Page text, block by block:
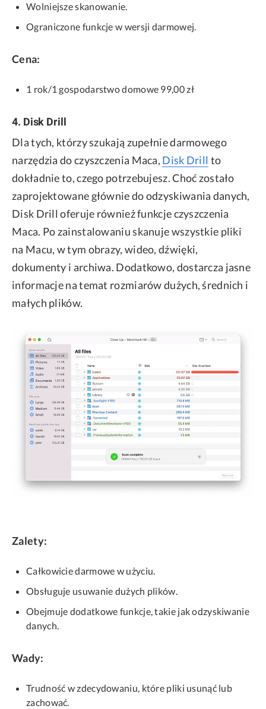
Wolniejsze skanowanie.
Ograniczone funkcje w wersji darmowej.
Cena:
1 rok/1 gospodarstwo domowe 99,00 zł
4. Disk Drill
Dla tych, którzy szukają zupełnie darmowego
narzędzia do czyszczenia Maca, Disk Drill to
dokładnie to, czego potrzebujesz. Choć zostało
zaprojektowane głównie do odzyskiwania danych,
Disk Drill oferuje również funkcje czyszczenia
Maca. Po zainstalowaniu skanuje wszystkie pliki
na Macu, w tym obrazy, wideo, dźwięki,
dokumenty i archiwa. Dodatkowo, dostarcza jasne
informacje na temat rozmiarów dużych, średnich i
małych plików.
Zalety:
Całkowicie darmowe w użyciu.
Obsługuje usuwanie dużych plików.
Obejmuje dodatkowe funkcje, takie jak odzyskiwanie
danych.
Wady:
Trudność w zdecydowaniu, które pliki usunąć lub
zachować.